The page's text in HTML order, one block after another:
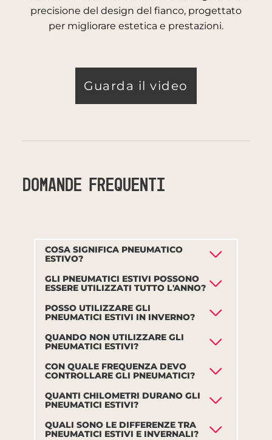
precisione del design del fianco, progettato
per migliorare estetica e prestazioni.
Guarda il video
DOMANDE FREQUENTI
COSA SIGNIFICA PNEUMATICO
ESTIVO?
GLI PNEUMATICI ESTIVI POSSONO
ESSERE UTILIZZATI TUTTO L'ANNO?
POSSO UTILIZZARE GLI
PNEUMATICI ESTIVI IN INVERNO?
QUANDO NON UTILIZZARE GLI
PNEUMATICI ESTIVI?
CON QUALE FREQUENZA DEVO
CONTROLLARE GLI PNEUMATICI?
QUANTI CHILOMETRI DURANO GLI
PNEUMATICI ESTIVI?
QUALI SONO LE DIFFERENZE TRA
PNEUMATICI ESTIVI E INVERNALI?